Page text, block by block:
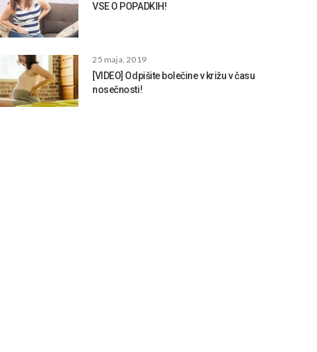
VSE O POPADKIH!
25 maja, 2019
[VIDEO] Odpišite bolečine v križu v času
nosečnosti!